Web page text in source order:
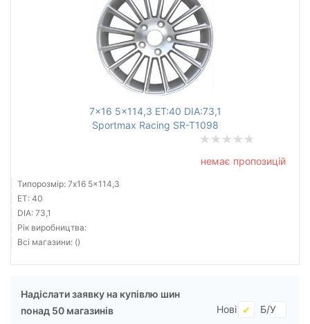
7x16 5x114,3 ET:40 DIA:73,1
Sportmax Racing SR-T1098
немає пропозицій
Типорозмір: 7x16 5x114,3
ET: 40
DIA: 73,1
Рік виробництва:
Всі магазини: ()
Надіслати заявку на купівлю шин
понад 50 магазинів
Нові Б/У
до
до
Тип диска